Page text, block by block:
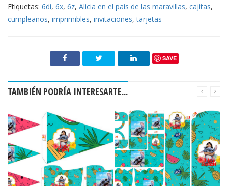
Etiquetas: 6di, 6x, 6z, Alicia en el país de las maravillas, cajitas,
cumpleaños, imprimibles, invitaciones,tarjetas
SAVE
TAMBIÉN PODRÍA INTERESARTE...